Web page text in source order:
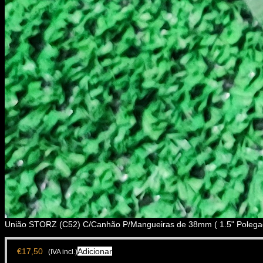
União STORZ (C52) C/Canhão P/Mangueiras de 38mm ( 1.5"
€17,50 (IVA incl.)Adicionar